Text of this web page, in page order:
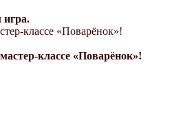
игра.
классе «Поварёнок»!